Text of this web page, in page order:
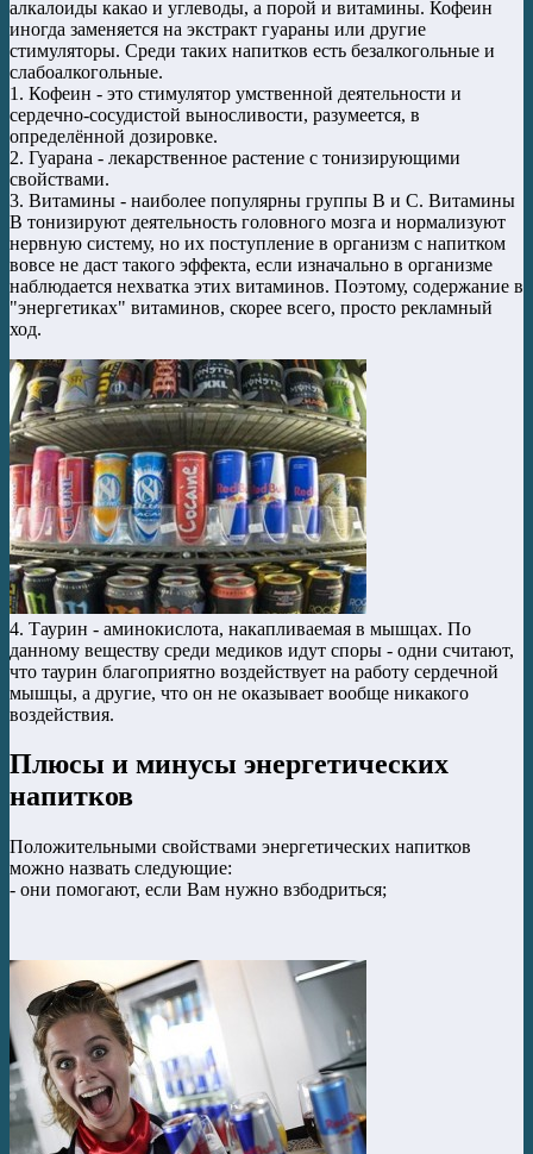
алкалоиды какао и углеводы, а порой и витамины. Кофеин
иногда заменяется на экстракт гуараны или другие
стимуляторы. Среди таких напитков есть безалкогольные и
слабоалкогольные.
1. Кофеин - это стимулятор умственной деятельности и
сердечно-сосудистой выносливости, разумеется, в
определённой дозировке.
2. Гуарана - лекарственное растение с тонизирующими
свойствами.
3. Витамины - наиболее популярны группы В и С. Витамины
В тонизируют деятельность головного мозга и нормализуют
нервную систему, но их поступление в организм с напитком
вовсе не даст такого эффекта, если изначально в организме
наблюдается нехватка этих витаминов. Поэтому, содержание в
"энергетиках" витаминов, скорее всего, просто рекламный
ход.
4. Таурин - аминокислота, накапливаемая в мышцах. По
данному веществу среди медиков идут споры - одни считают,
что таурин благоприятно воздействует на работу сердечной
мышцы, а другие, что он не оказывает вообще никакого
воздействия.
Плюсы и минусы энергетических
напитков
Положительными свойствами энергетических напитков
можно назвать следующие:
- они помогают, если Вам нужно взбодриться;